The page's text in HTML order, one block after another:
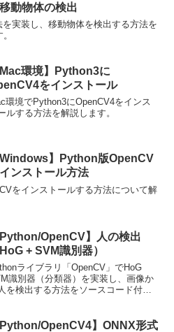
動物体の検出
実装し、移動物体を検出する方法を
Mac環境】Python3に
をインストール
環境でPython3にOpenCV4をインス
ルする方法を解説します。
Windows】Python版OpenCV
ンストール方法
をインストールする方法について解
Python/OpenCV】人の検出
HoG + SVM識別器）
ライブラリ「OpenCV」でHoG
識別器（分類器）を実装し、画像か
を検出する方法をソースコード付き
Python/OpenCV4】ONNX形式